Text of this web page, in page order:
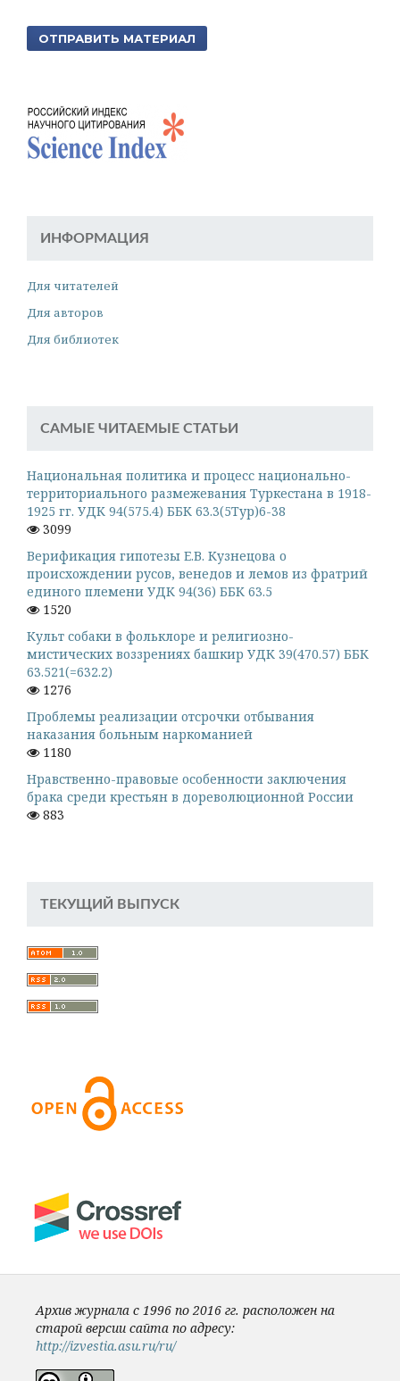
ОТПРАВИТЬ МАТЕРИАЛ
ИНФОРМАЦИЯ
Для читателей
Для авторов
Для библиотек
САМЫЕ ЧИТАЕМЫЕ СТАТЬИ
Национальная политика и процесс национально-
территориального размежевания Туркестана в 1918-
1925 гг. УДК 94(575.4) ББК 63.3(5Тур)6-38
3099
Верификация гипотезы Е.В. Кузнецова о
происхождении русов, венедов и лемов из фратрий
единого племени УДК 94(36) ББК 63.5
1520
Культ собаки в фольклоре и религиозно-
мистических воззрениях башкир УДК 39(470.57) ББК
63.521(=632.2)
1276
Проблемы реализации отсрочки отбывания
наказания больным наркоманией
1180
Нравственно-правовые особенности заключения
брака среди крестьян в дореволюционной России
883
ТЕКУЩИЙ ВЫПУСК
Архив журнала с 1996 по 2016 гг. расположен на
старой версии сайта по адресу:
http://izvestia.asu.ru/ru/